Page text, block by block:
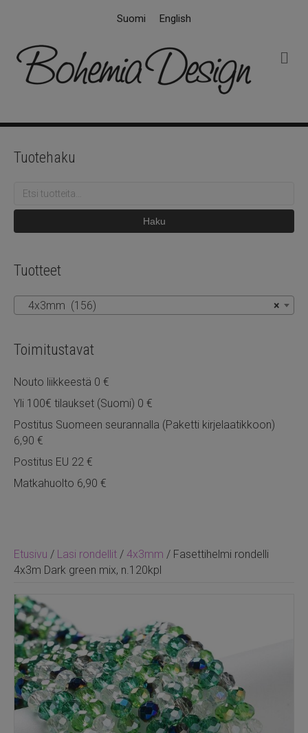
Suomi English
k
Etusivu / Lasi rondellit / 4x3mm / Fasettihelmi rondelli
4x3m Dark green mix, n.120kpl
Tuotehaku
Etsi:
Haku
Tuotteet
×
4x3mm (156)
Toimitustavat
Nouto liikkeestä 0 €
Yli 100€ tilaukset (Suomi) 0 €
Postitus Suomeen seurannalla (Paketti kirjelaatikkoon)
6,90 €
Postitus EU 22 €
Matkahuolto 6,90 €